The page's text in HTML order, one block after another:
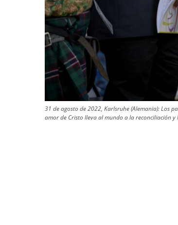
31 de agosto de 2022, Karlsruhe (Alemania): Los
amor de Cristo lleva al mundo a la reconciliación y